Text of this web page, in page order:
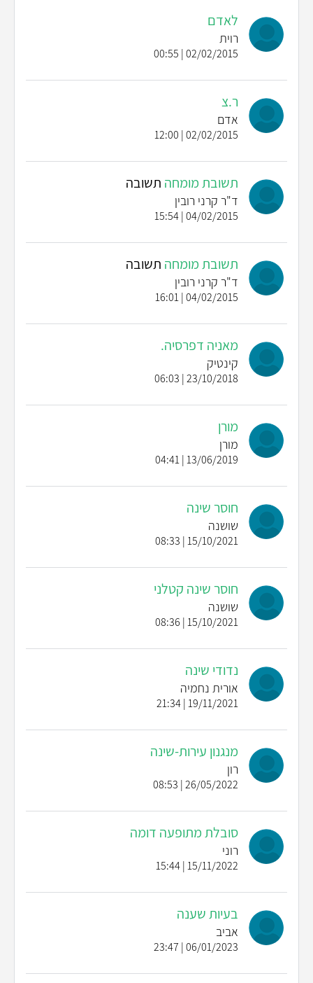
לאדם
רוית
02/02/2015 | 00:55
ר.צ
אדם
02/02/2015 | 12:00
תשובת מומחה תשובה
ד"ר קרני רובין
04/02/2015 | 15:54
תשובת מומחה תשובה
ד"ר קרני רובין
04/02/2015 | 16:01
מאניה דפרסיה.
קינטיק
23/10/2018 | 06:03
מורן
מורן
13/06/2019 | 04:41
חוסר שינה
שושנה
15/10/2021 | 08:33
חוסר שינה קטלני
שושנה
15/10/2021 | 08:36
נדודי שינה
אורית נחמיה
19/11/2021 | 21:34
מנגנון עירות-שינה
רון
26/05/2022 | 08:53
סובלת מתופעה דומה
רוני
15/11/2022 | 15:44
בעיות שענה
אביב
06/01/2023 | 23:47